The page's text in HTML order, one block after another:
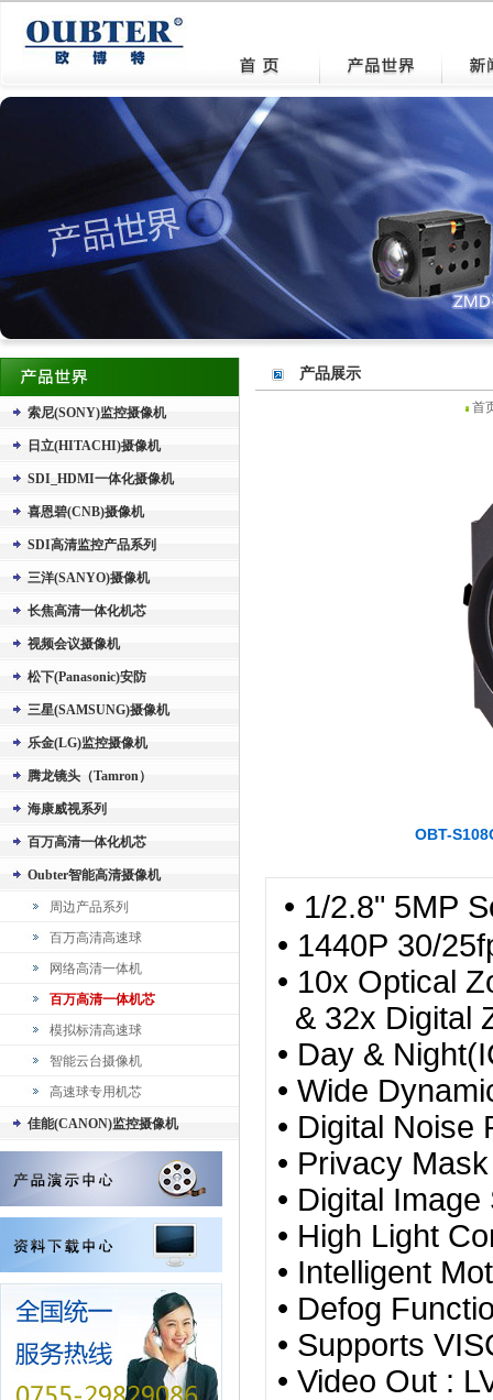
索尼(SONY)监控摄像机
日立(HITACHI)摄像机
SDI_HDMI一体化摄像机
喜恩碧(CNB)摄像机
SDI高清监控产品系列
三洋(SANYO)摄像机
长焦高清一体化机芯
视频会议摄像机
松下(Panasonic)安防
三星(SAMSUNG)摄像机
乐金(LG)监控摄像机
腾龙镜头（Tamron）
海康威视系列
百万高清一体化机芯
Oubter智能高清摄像机
周边产品系列
百万高清高速球
网络高清一体机
百万高清一体机芯
模拟标清高速球
智能云台摄像机
高速球专用机芯
佳能(CANON)监控摄像机
产品展示
首
OBT-
• 1/2.8" 5MP
• 1440P 30/
• 10x Optical
& 32x Digital
• Day &
• Wide
• Digital
• Privacy
• Digital
• High Light
• Intelligent
• Defog
• Supports
• Video Out :